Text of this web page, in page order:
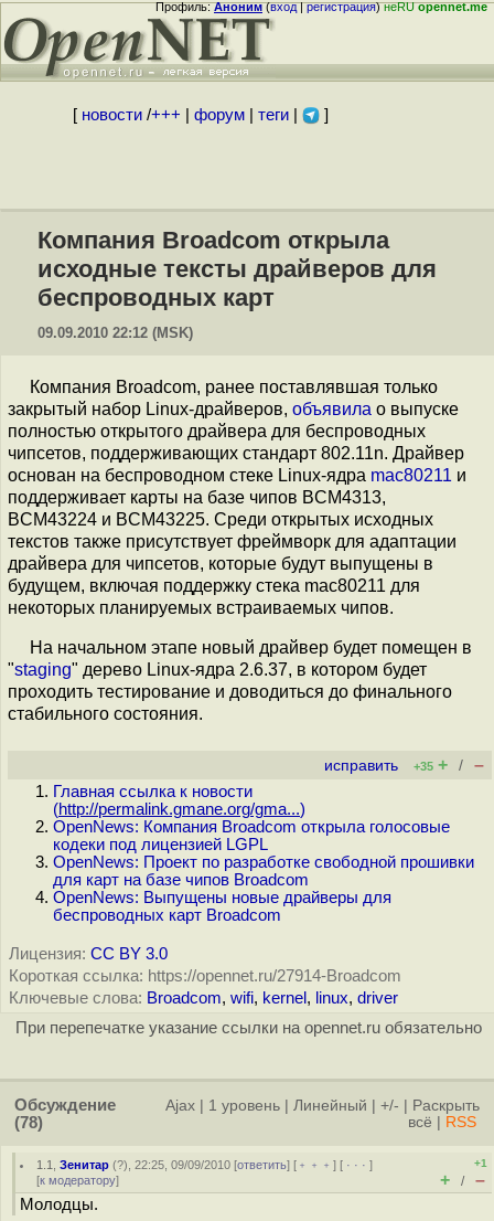
Профиль:Аноним(вход|регистрация)неRUopennet.me
[ новости/+++ форум| теги| ]
Компания Broadcom открыла
исходные тексты драйверов для
беспроводных карт
09.09.2010 22:12 (MSK)
Компания Broadcom, ранее поставлявшая только
закрытый набор Linux-драйверов, объявила о выпуске
полностью открытого драйвера для беспроводных
чипсетов, поддерживающих стандарт 802.11n. Драйвер
основан на беспроводном стеке Linux-ядра mac80211 и
поддерживает карты на базе чипов BCM4313,
BCM43224 и BCM43225. Среди открытых исходных
текстов также присутствует фреймворк для адаптации
драйвера для чипсетов, которые будут выпущены в
будущем, включая поддержку стека mac80211 для
некоторых планируемых встраиваемых чипов.
На начальном этапе новый драйвер будет помещен в
"staging" дерево Linux-ядра 2.6.37, в котором будет
проходить тестирование и доводиться до финального
стабильного состояния.
исправить +35 + / –
Главная ссылка к новости
(http://permalink.gmane.org/gma...)
OpenNews: Компания Broadcom открыла голосовые
кодеки под лицензией LGPL
OpenNews: Проект по разработке свободной прошивки
для карт на базе чипов Broadcom
OpenNews: Выпущены новые драйверы для
беспроводных карт Broadcom
Лицензия: CC BY 3.0
Короткая ссылка: https://opennet.ru/27914-Broadcom
Ключевые слова: Broadcom, wifi, kernel , linux, driver
При перепечатке указание ссылки на opennet.ru обязательно
Обсуждение
(78)
Ajax 1 уровень Линейный +/-
Раскрыть
всё
RSS
1.1 ,Зенитар (?), 22:25, 09/09/2010 [ответить] [ ﹢﹢﹢] [ · · ·]
[к модератору]
+1
+ / –
Молодцы.